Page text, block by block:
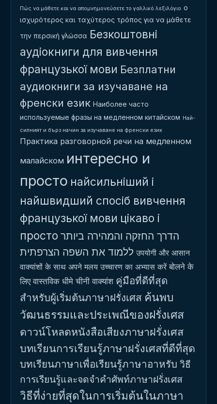
Πώς να μάθετε και να απομνημονεύσετε το γαλλικό λεξιλόγιο ο
ισχυρότερος και ταχύτερος τρόπος για να μάθετε
την περσική γλώσσα Безкоштовні
аудіокниги для вивчення
французької мови Безплатни
аудиокниги за изучаване на
френски език Наиболее часто
используемые фразы на медленном китайском Най-
силният и бърз начин за изучаване на френски език
Практика разговорной речи на медленном
малайском интересно и
просто найсильніший і
найшвидший спосіб вивчення
французької мови цікаво і
просто הדרך החזקה והמהירה ביותר
ללמוד את השפה הצרפתית उपयोगी और आसान
वाक्यांशों के साथ अपने मलय उच्चारण का अभ्यास करें बोलने के
लिए वास्तविक धीमे चीनी वाक्यांश คู่มือที่ดีที่สุด
สำหรับผู้เริ่มต้นภาษาฝรั่งเศส ค้นพบ
วัฒนธรรมและประเพณีของฝรั่งเศส
ดาวน์โหลดหนังสือเสียงภาษาฝรั่งเศส
บทเรียนการเรียนรู้ภาษาฝรั่งเศสที่ดีที่สุด
บทเรียนภาษาเพื่อเรียนรู้ภาษาอาหรับ วิธี
การเรียนรู้และจดจำคำศัพท์ภาษาฝรั่งเศส
วิธีที่ง่ายที่สุดในการเริ่มต้นในภาษา